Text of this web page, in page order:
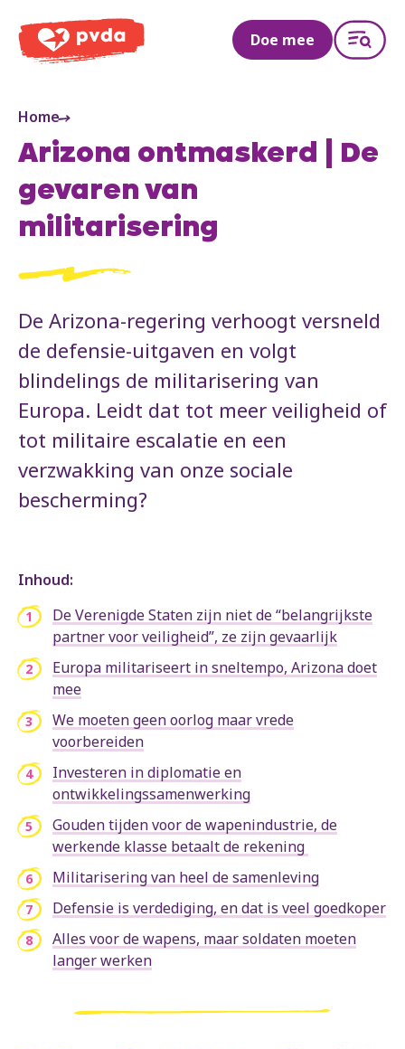
PVDA
Doe mee
Home
Arizona ontmaskerd | De
gevaren van
militarisering
De Arizona-regering verhoogt versneld
de defensie-uitgaven en volgt
blindelings de militarisering van
Europa. Leidt dat tot meer veiligheid of
tot militaire escalatie en een
verzwakking van onze sociale
bescherming?
Inhoud:
De Verenigde Staten zijn niet de “belangrijkste
partner voor veiligheid”, ze zijn gevaarlijk
Europa militariseert in sneltempo, Arizona doet
mee
We moeten geen oorlog maar vrede
voorbereiden
Investeren in diplomatie en
ontwikkelingssamenwerking
Gouden tijden voor de wapenindustrie, de
werkende klasse betaalt de rekening
Militarisering van heel de samenleving
Defensie is verdediging, en dat is veel goedkoper
Alles voor de wapens, maar soldaten moeten
langer werken